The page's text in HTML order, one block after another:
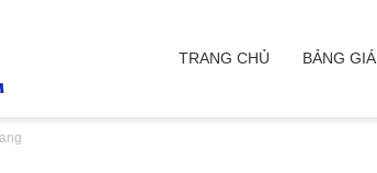
TRANG CHỦ BẢNG GIÁ